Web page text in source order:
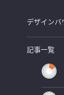
デザインバ
記事一覧